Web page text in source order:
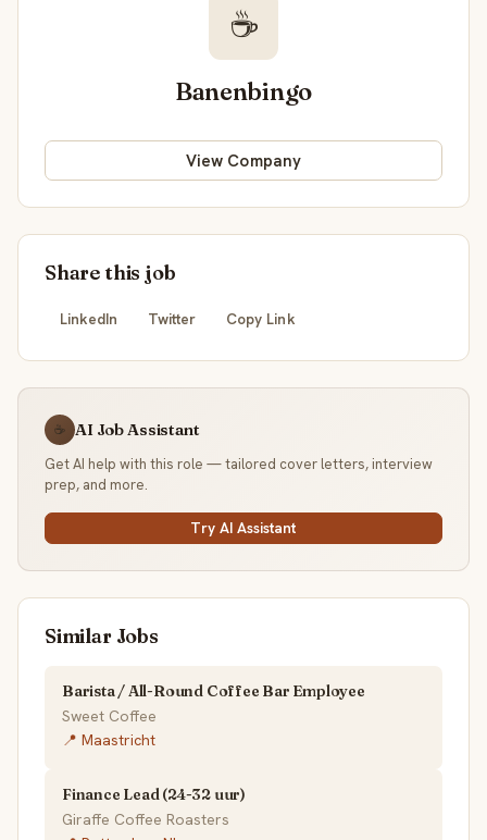
☕
Banenbingo
View Company
Share this job
LinkedIn Twitter Copy Link
☕ AI Job Assistant
Get AI help with this role — tailored cover letters, interview
prep, and more.
Try AI Assistant
Similar Jobs
Barista / All-Round Coffee Bar Employee
Sweet Coffee
📍 Maastricht
Finance Lead (24-32 uur)
Giraffe Coffee Roasters